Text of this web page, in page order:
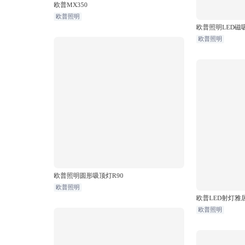
欧普MX350
欧普照明
欧普照明圆形吸顶灯R90
欧普照明
欧普照明LED磁
欧普照明
欧普LED射灯雅
欧普照明